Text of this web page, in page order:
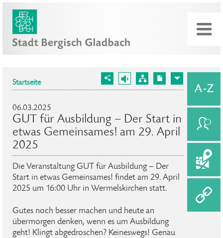
Startseite
06.03.2025
GUT für Ausbildung – Der Start in
etwas Gemeinsames! am 29. April
2025
Die Veranstaltung GUT für Ausbildung – Der
Start in etwas Gemeinsames! findet am 29. April
2025 um 16:00 Uhr in Wermelskirchen statt.
Gutes noch besser machen und heute an
übermorgen denken, wenn es um Ausbildung
geht! Klingt abgedroschen? Keineswegs! Genau